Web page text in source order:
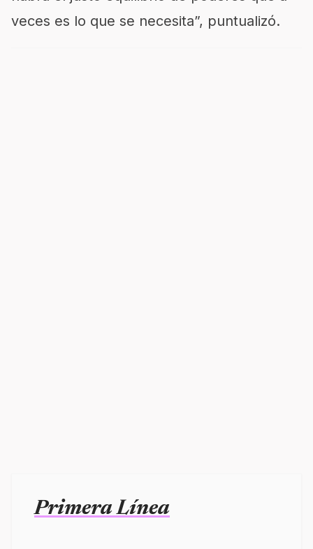
veces es lo que se necesita”, puntualizó.
Primera Línea